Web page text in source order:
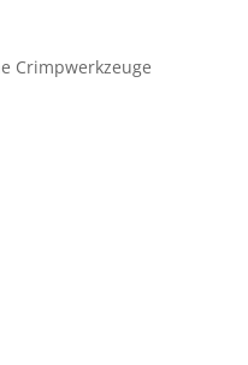
Crimpwerkzeuge